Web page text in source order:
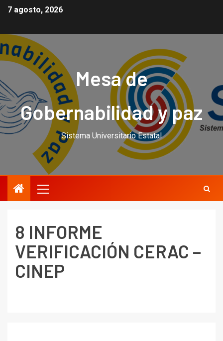
7 agosto, 2026
Mesa de
Gobernabilidad y paz
Sistema Universitario Estatal
8 INFORME
VERIFICACIÓN CERAC –
CINEP